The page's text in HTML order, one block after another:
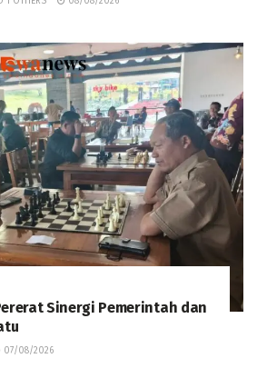
Sinergi Pemerintah dan
07/08/2026